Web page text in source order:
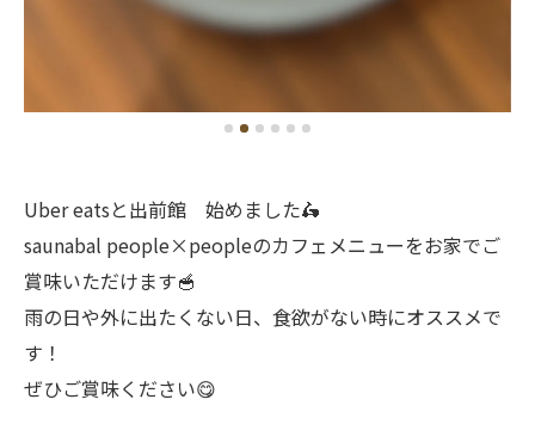
Uber eatsと出前館 始めました🛵
saunabal people×peopleのカフェメニューをお家でご
賞味いただけます🥣
雨の日や外に出たくない日、食欲がない時にオススメで
す！
ぜひご賞味ください😋